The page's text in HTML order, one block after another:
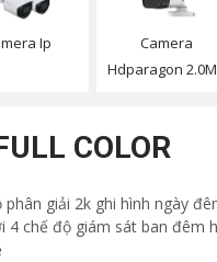
Ip
Camera
Hdparagon
COLOR
giải 2k ghi hình ngày
chế độ giám sát ban đêm